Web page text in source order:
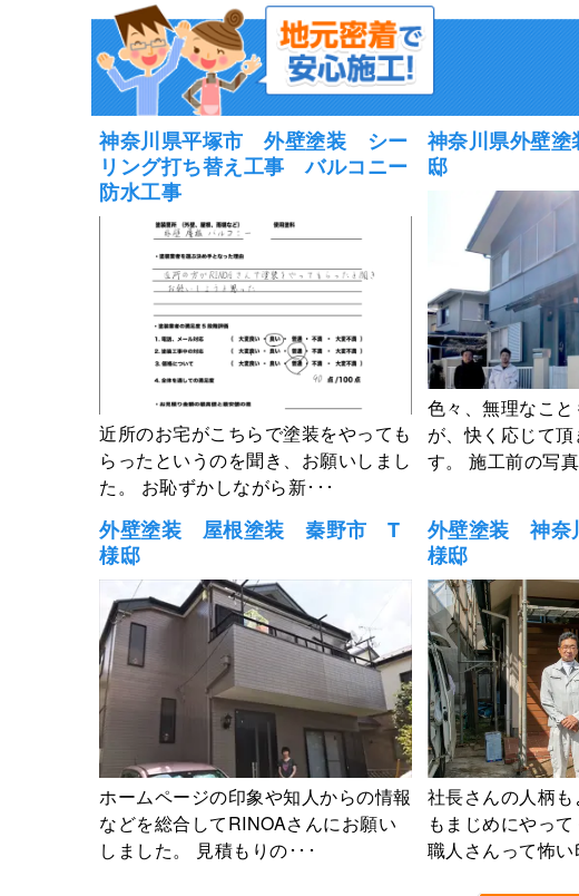
神奈川県平塚市 外壁塗装 シー
リング打ち替え工事 バルコニー
防水工事
近所のお宅がこちらで塗装をやっても
らったというのを聞き、お願いしまし
た。 お恥ずかしながら新･･･
神奈川県外壁
邸
色々、無理なこ
が、快く応じて
す。 施工前の写
外壁塗装 屋根塗装 秦野市 T
様邸
ホームページの印象や知人からの情報
などを総合してRINOAさんにお願い
しました。 見積もりの･･･
外壁塗装 神
様邸
社長さんの人柄
もまじめにやって
職人さんって怖い